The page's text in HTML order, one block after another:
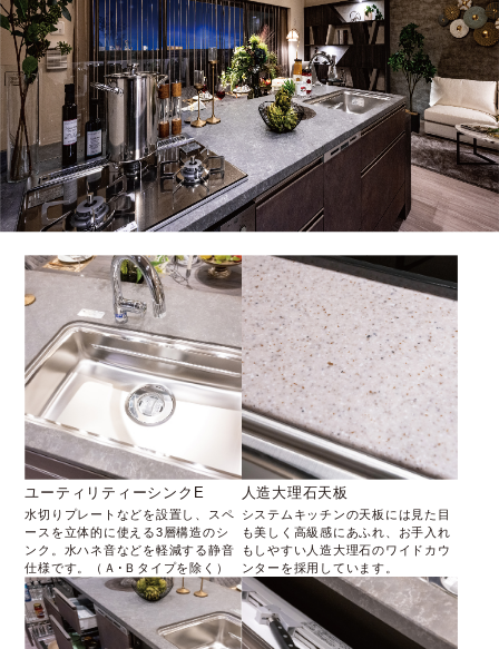
ユーティリティーシンクE
水切りプレートなどを設置し、スペ
ースを立体的に使える3層構造のシ
ンク。水ハネ音などを軽減する静音
仕様です。（Ａ･Ｂタイプを除く）
人造大理石天板
システムキッチンの天板には見た目
も美しく高級感にあふれ、お手入れ
もしやすい人造大理石のワイドカウ
ンターを採用しています。